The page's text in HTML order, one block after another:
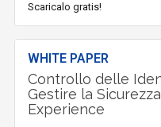
Scaricalo gratis!
WHITE PAPER
Controllo delle
Gestire la
Experience